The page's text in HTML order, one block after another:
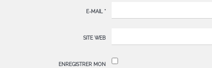
E-MAIL *
SITE WEB
ENREGISTRER MON